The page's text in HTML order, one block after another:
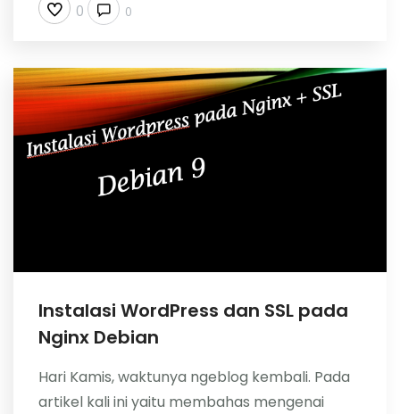
0 0
Instalasi WordPress dan SSL pada
Nginx Debian
Hari Kamis, waktunya ngeblog kembali. Pada
artikel kali ini yaitu membahas mengenai